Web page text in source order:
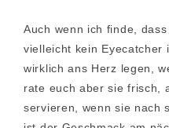
Auch wenn ich finde,
vielleicht kein Eyecatcher
wirklich ans Herz legen,
rate euch aber sie frisch,
servieren, wenn sie nach